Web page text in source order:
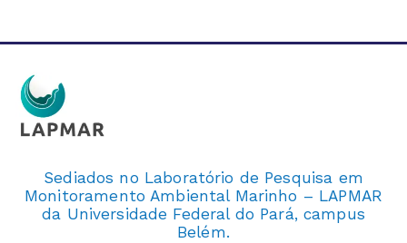
Sediados no Laboratório de Pesquisa em
Monitoramento Ambiental Marinho – LAPMAR
da Universidade Federal do Pará, campus
Belém.